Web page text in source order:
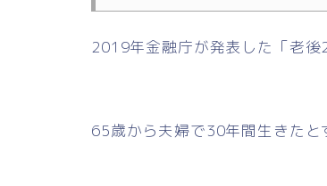
2019年金融庁が発表した「老
65歳から夫婦で30年間生きたと